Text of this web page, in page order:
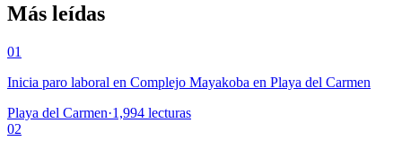
Más leídas
01
Inicia paro laboral en Complejo Mayakoba en Playa del Carmen
Playa del Carmen·1,994 lecturas
02